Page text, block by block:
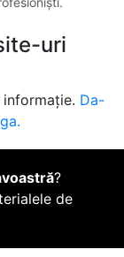
uri
Da-
?
de